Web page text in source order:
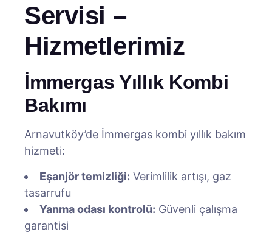
Servisi –
Hizmetlerimiz
İmmergas Yıllık Kombi
Bakımı
Arnavutköy’de İmmergas kombi yıllık bakım
hizmeti:
Eşanjör temizliği: Verimlilik artışı, gaz
tasarrufu
Yanma odası kontrolü: Güvenli çalışma
garantisi